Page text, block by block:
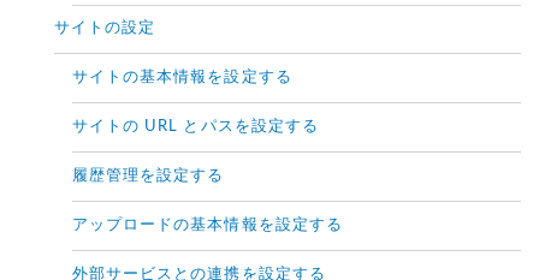
サイトの設定
サイトの基本情報を設定する
サイトの URL とパスを設定する
履歴管理を設定する
アップロードの基本情報を設定する
外部サービスとの連携を設定する